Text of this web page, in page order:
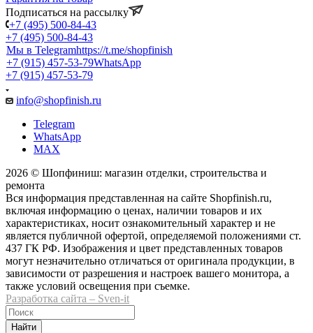
Подписаться на рассылку
+7 (495) 500-84-43
+7 (495) 500-84-43
Мы в Telegramhttps://t.me/shopfinish
+7 (915) 457-53-79WhatsApp
+7 (915) 457-53-79
info@shopfinish.ru
Telegram
WhatsApp
MAX
2026 © Шопфиниш: магазин отделки, строительства и
ремонта
Вся информация представленная на сайте Shopfinish.ru,
включая информацию о ценах, наличии товаров и их
характеристиках, носит ознакомительный характер и не
является публичной офертой, определяемой положениями ст.
437 ГК РФ. Изображения и цвет представленных товаров
могут незначительно отличаться от оригинала продукции, в
зависимости от разрешения и настроек вашего монитора, а
также условий освещения при съемке.
Разработка сайта – Sven-it
Найти